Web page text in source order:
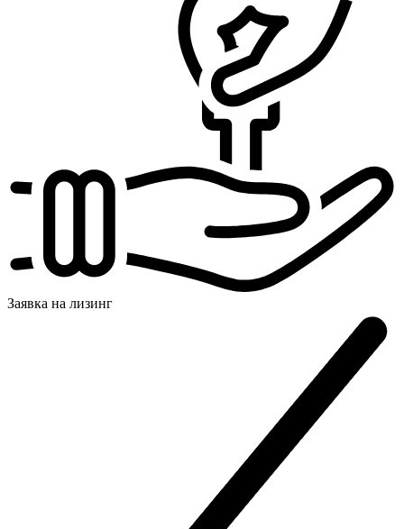
Заявка на лизинг